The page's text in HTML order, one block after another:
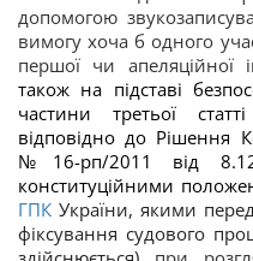
допомогою
вимогу хоча б одного
першої чи апеляційної
також на підставі
частини третьої статті
відповідно до Рішення
№16-рп/2011 від
конституційними
ГПК України, якими
фіксування судового